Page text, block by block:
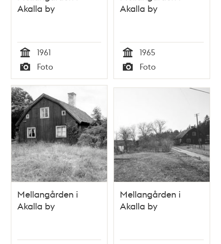
Akalla by
Tid
1961
Typ
Foto
Akalla by
Tid
1965
Typ
Foto
Mellangården i
Akalla by
Mellangården i
Akalla by